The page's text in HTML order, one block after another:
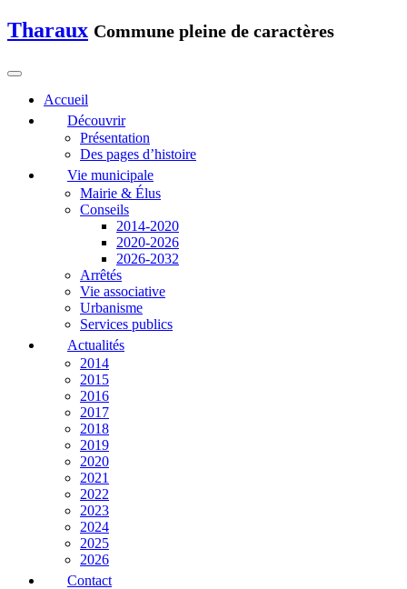
Tharaux Commune pleine de caractères
Accueil
Découvrir
Présentation
Des pages d’histoire
Vie municipale
Mairie & Élus
Conseils
2014-2020
2020-2026
2026-2032
Arrêtés
Vie associative
Urbanisme
Services publics
Actualités
2014
2015
2016
2017
2018
2019
2020
2021
2022
2023
2024
2025
2026
Contact